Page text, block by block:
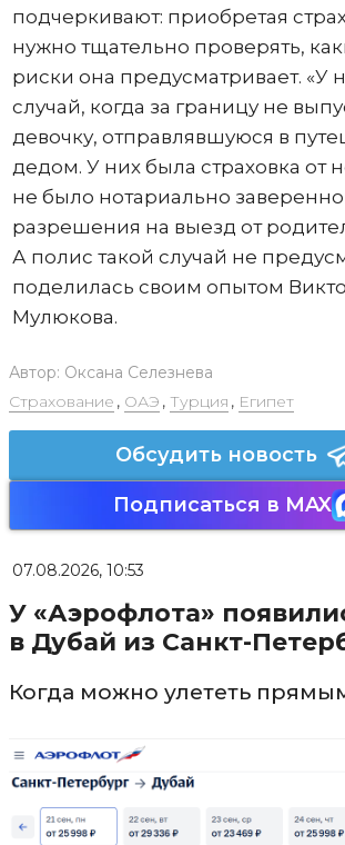
подчеркивают: приобретая
нужно тщательно проверять,
риски она предусматривает. «У
случай, когда за границу не
девочку, отправлявшуюся в
дедом. У них была страховка от
не было нотариально
разрешения на выезд от
А полис такой случай не
поделилась своим опытом
Мулюкова.
Автор: Оксана Селезнева
Страхование , ОАЭ , Турция , Египет
Обсудить новость
Подписаться в MAX
07.08.2026, 10:53
У «Аэрофлота»
в Дубай из Санкт-
Когда можно улететь